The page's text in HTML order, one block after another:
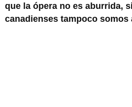
que la ópera no es aburrida,
canadienses tampoco somos